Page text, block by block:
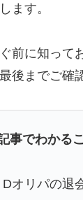
ます。
前に知って
後までご確
事でわかる
Dオリパの退